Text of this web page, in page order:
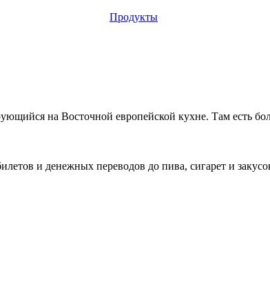
Продукты
на Восточной европейской кухне. Там есть
и денежных переводов до пива, сигарет и